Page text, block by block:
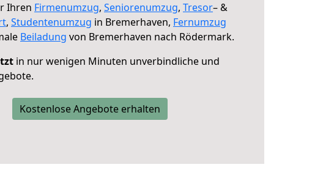
Ihren Firmenumzug, Seniorenumzug, Tresor– &
, Studentenumzug in Bremerhaven, Fernumzug
Beiladung von Bremerhaven nach Rödermark.
in nur wenigen Minuten unverbindliche und
Kostenlose Angebote erhalten